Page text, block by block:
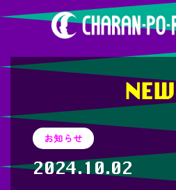
お知らせ
2024.10.02